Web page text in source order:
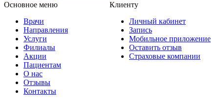
Основное меню
Врачи
Направления
Услуги
Филиалы
Акции
Пациентам
О нас
Отзывы
Контакты
Клиенту
Личный кабинет
Запись
Мобильное приложение
Оставить отзыв
Страховые компании